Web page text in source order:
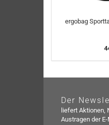
ergobag
Der
liefert Aktionen,
Austragen der